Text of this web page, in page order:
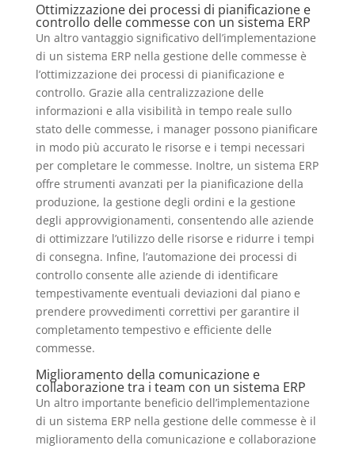
Ottimizzazione dei processi di pianificazione e
controllo delle commesse con un sistema ERP
Un altro vantaggio significativo dell’implementazione
di un sistema ERP nella gestione delle commesse è
l’ottimizzazione dei processi di pianificazione e
controllo. Grazie alla centralizzazione delle
informazioni e alla visibilità in tempo reale sullo
stato delle commesse, i manager possono pianificare
in modo più accurato le risorse e i tempi necessari
per completare le commesse. Inoltre, un sistema ERP
offre strumenti avanzati per la pianificazione della
produzione, la gestione degli ordini e la gestione
degli approvvigionamenti, consentendo alle aziende
di ottimizzare l’utilizzo delle risorse e ridurre i tempi
di consegna. Infine, l’automazione dei processi di
controllo consente alle aziende di identificare
tempestivamente eventuali deviazioni dal piano e
prendere provvedimenti correttivi per garantire il
completamento tempestivo e efficiente delle
commesse.
Miglioramento della comunicazione e
collaborazione tra i team con un sistema ERP
Un altro importante beneficio dell’implementazione
di un sistema ERP nella gestione delle commesse è il
miglioramento della comunicazione e collaborazione